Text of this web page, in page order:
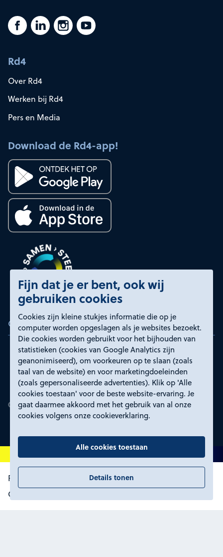
Fijn dat je er bent, ook wij
gebruiken cookies
Cookies zijn kleine stukjes informatie die op je
computer worden opgeslagen als je websites bezoekt.
Die cookies worden gebruikt voor het bijhouden van
statistieken (cookies van Google Analytics zijn
geanonimiseerd), om voorkeuren op te slaan (zoals
taal van de website) en voor marketingdoeleinden
(zoals gepersonaliseerde advertenties). Klik op 'Alle
cookies toestaan' voor de beste website-ervaring. Je
gaat daarmee akkoord met het gebruik van al onze
cookies volgens onze cookieverklaring.
Alle cookies toestaan
Details tonen
Rd4
Over Rd4
Werken bij Rd4
Pers en Media
Download de Rd4-app!
Certificeringen
Proclaimer en toegankelijkheid
Privacyverklaring
Certificeringen